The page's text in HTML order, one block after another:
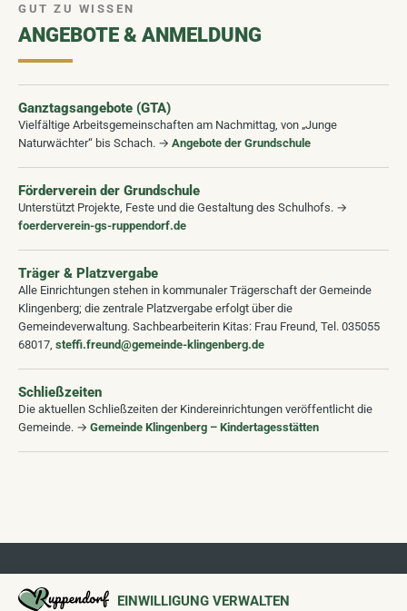
EINWILLIGUNG VERWALTEN
GUT ZU WISSEN
ANGEBOTE & ANMELDUNG
Ganztagsangebote (GTA)
Vielfältige Arbeitsgemeinschaften am Nachmittag, von „Junge
Naturwächter“ bis Schach. → Angebote der Grundschule
Förderverein der Grundschule
Unterstützt Projekte, Feste und die Gestaltung des Schulhofs. →
foerderverein-gs-ruppendorf.de
Träger & Platzvergabe
Alle Einrichtungen stehen in kommunaler Trägerschaft der Gemeinde
Klingenberg; die zentrale Platzvergabe erfolgt über die
Gemeindeverwaltung. Sachbearbeiterin Kitas: Frau Freund, Tel. 035055
68017, steffi.freund@gemeinde-klingenberg.de
Schließzeiten
Die aktuellen Schließzeiten der Kindereinrichtungen veröffentlicht die
Gemeinde. → Gemeinde Klingenberg – Kindertagesstätten